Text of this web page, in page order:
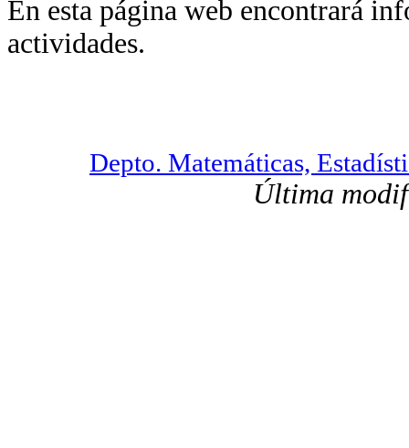
En esta página web encontrará
actividades.
Depto. Matemáticas,
Última